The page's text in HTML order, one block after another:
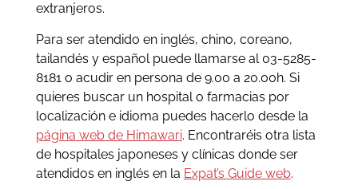
extranjeros.
Para ser atendido en inglés, chino, coreano,
tailandés y español puede llamarse al 03-5285-
8181 o acudir en persona de 9.00 a 20.00h. Si
quieres buscar un hospital o farmacias por
localización e idioma puedes hacerlo desde la
página web de Himawari. Encontraréis otra lista
de hospitales japoneses y clínicas donde ser
atendidos en inglés en la Expat’s Guide web.